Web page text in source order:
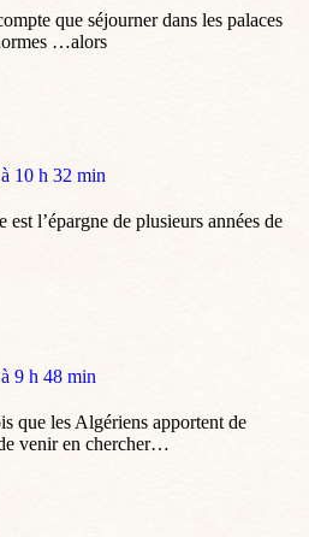
que séjourner dans les palaces
…alors
10 h 32 min
est l’épargne de plusieurs années de
9 h 48 min
que les Algériens apportent de
venir en chercher…